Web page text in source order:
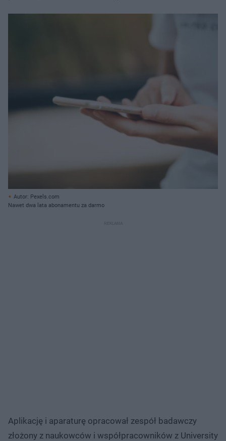
Autor: Pexels.com
Nawet dwa lata abonamentu za darmo
Aplikację i aparaturę opracował zespół badawczy
złożony z naukowców i współpracowników z University